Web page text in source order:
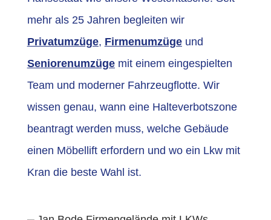
mehr als 25 Jahren begleiten wir
Privatumzüge, Firmenumzügeund
Seniorenumzügemit einem eingespielten
Team und moderner Fahrzeugflotte. Wir
wissen genau, wann eine Halteverbotszone
beantragt werden muss, welche Gebäude
einen Möbellift erfordern und wo ein Lkw mit
Kran die beste Wahl ist.